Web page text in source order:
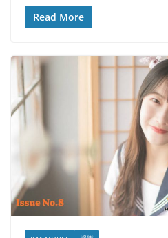
Read More